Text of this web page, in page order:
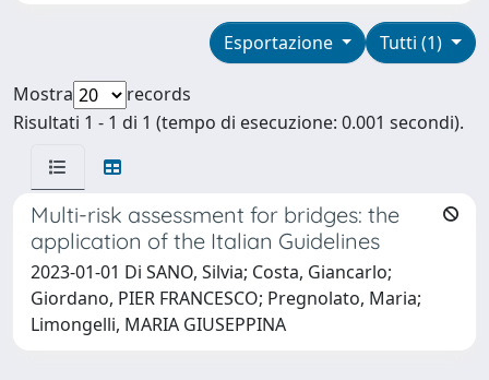
Tutti (1)
Esportazione
Mostra
records
Risultati 1 - 1 di 1 (tempo di esecuzione: 0.001 secondi).
Multi-risk assessment for bridges: the
application of the Italian Guidelines
2023-01-01 Di SANO, Silvia; Costa, Giancarlo;
Giordano, PIER FRANCESCO; Pregnolato, Maria;
Limongelli, MARIA GIUSEPPINA